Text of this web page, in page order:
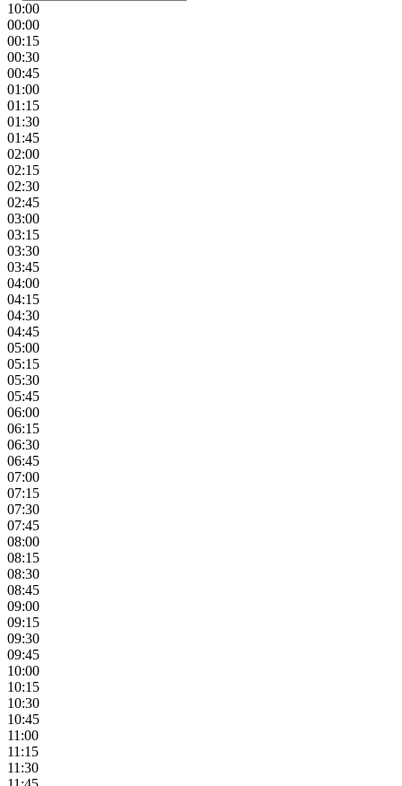
10:00
00:00
00:15
00:30
00:45
01:00
01:15
01:30
01:45
02:00
02:15
02:30
02:45
03:00
03:15
03:30
03:45
04:00
04:15
04:30
04:45
05:00
05:15
05:30
05:45
06:00
06:15
06:30
06:45
07:00
07:15
07:30
07:45
08:00
08:15
08:30
08:45
09:00
09:15
09:30
09:45
10:00
10:15
10:30
10:45
11:00
11:15
11:30